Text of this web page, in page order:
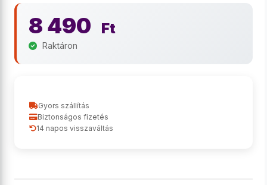
8 490 Ft
Raktáron
Gyors szállítás
Biztonságos fizetés
14 napos visszaváltás